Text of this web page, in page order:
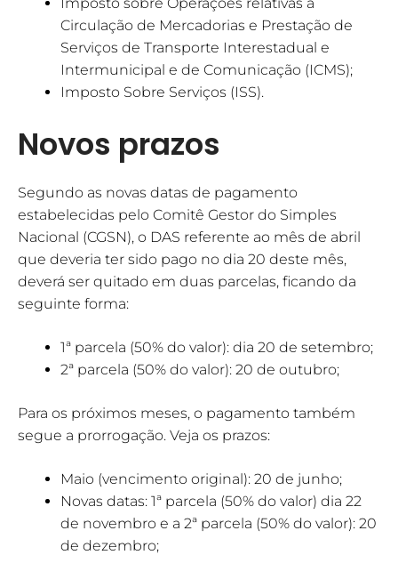
Circulação de Mercadorias e Prestação de
Serviços de Transporte Interestadual e
Intermunicipal e de Comunicação (ICMS);
Imposto Sobre Serviços (ISS).
Novos prazos
Segundo as novas datas de pagamento
estabelecidas pelo Comitê Gestor do Simples
Nacional (CGSN), o DAS referente ao mês de abril
que deveria ter sido pago no dia 20 deste mês,
deverá ser quitado em duas parcelas, ficando da
seguinte forma:
1ª parcela (50% do valor): dia 20 de setembro;
2ª parcela (50% do valor): 20 de outubro;
Para os próximos meses, o pagamento também
segue a prorrogação. Veja os prazos:
Maio (vencimento original): 20 de junho;
Novas datas: 1ª parcela (50% do valor) dia 22
de novembro e a 2ª parcela (50% do valor): 20
de dezembro;